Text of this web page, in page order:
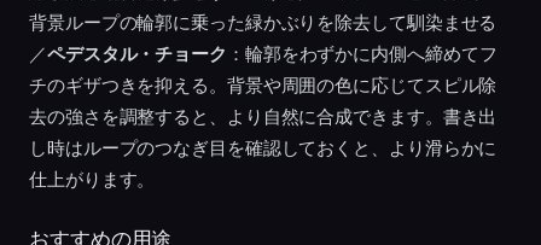
背景ループの輪郭に乗った緑かぶりを除去して馴染ませる
／ペデスタル・チョーク ：輪郭をわずかに内側へ締めてフ
チのギザつきを抑える。背景や周囲の色に応じてスピル除
去の強さを調整すると、より自然に合成できます。書き出
し時はループのつなぎ目を確認しておくと、より滑らかに
仕上がります。
おすすめの用途